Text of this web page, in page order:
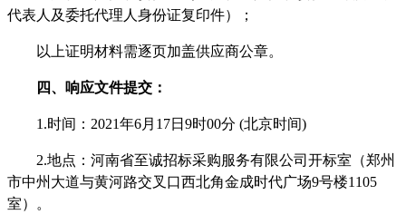
代表人及委托代理人身份证复印件）；
以上证明材料需逐页加盖供应商公章。
四、响应文件提交：
1.时间：2021年6月17日9时00分 (北京时间)
2.地点：河南省至诚招标采购服务有限公司开标室（郑州
市中州大道与黄河路交叉口西北角金成时代广场9号楼1105
室）。